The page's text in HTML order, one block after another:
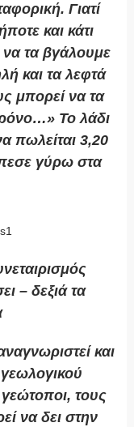
Γιατί
και κάτι
να τα βγάλουμε
και τα λεφτά
μπορεί να τα
Το λάδι
πωλείται 3,20
γύρω στα
– δεξιά τα
και
τους
να δει στην